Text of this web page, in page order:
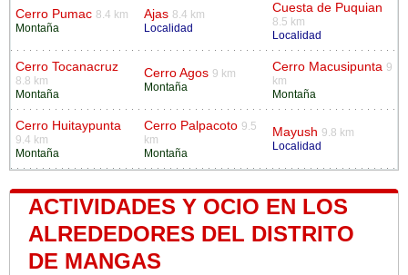
Cerro Pumac 8.4 km
Montaña
Ajas 8.4 km
Localidad
Cuesta de Puquian
8.5 km
Localidad
Cerro Tocanacruz
8.8 km
Montaña
Cerro Agos 9 km
Montaña
Cerro Macusipunta 9
km
Montaña
Cerro Huitaypunta
9.4 km
Montaña
Cerro Palpacoto 9.5
km
Montaña
Mayush 9.8 km
Localidad
ACTIVIDADES Y OCIO EN LOS
ALREDEDORES DEL DISTRITO
DE MANGAS